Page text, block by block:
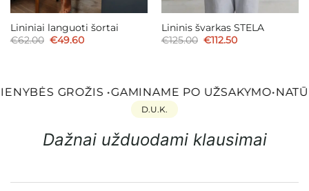
Lininiai languoti šortai
€62.00 Original
€49.60Current
Lininis švarkas STELA
€125.00 Original
€112.50Current
GROŽIS• GAMINAME PO UŽSAKYMO•
D.U.K.
Dažnai užduodami klausimai